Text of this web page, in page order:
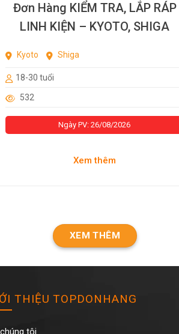
Đơn Hàng KIỂM TRA, LẮP RÁP
LINH KIỆN – KYOTO, SHIGA
Kyoto Shiga
18-30 tuổi
532
Ngày PV: 26/08/2026
Xem thêm
XEM THÊM
THIỆU TOPDONHANG
tôi